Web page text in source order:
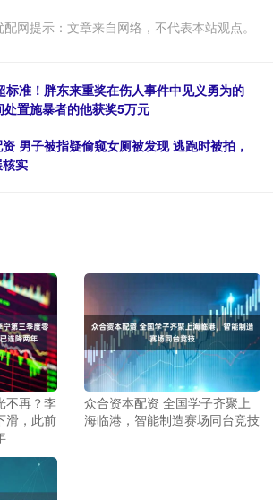
配网提示：文章来自网络，不代表本站观点。
标准！胖东来重奖在伤人事件中见义勇为的
置施暴者的他获奖5万元
男子被指疑偷窥女厕被发现 逃跑时被拍，
实
不再？李
滑，此前
众合资本配资 全国学子齐聚上
海临港，智能制造赛场同台竞技